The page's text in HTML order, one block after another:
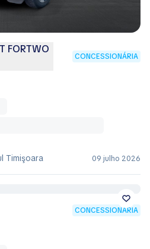
FORTWO
CONCESSIONÁRIA
Timişoara
09 julho 2026
CONCESSIONÁRIA